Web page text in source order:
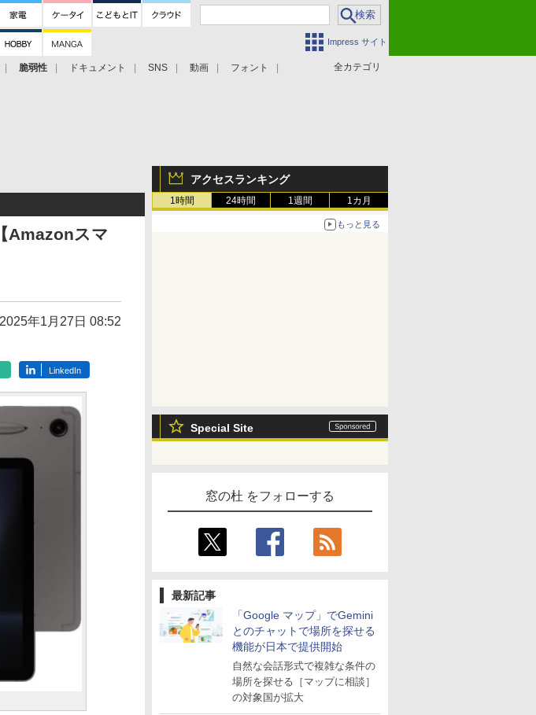
Impress サイト
全カテゴリ
脆弱性 ドキュメント SNS 動画 フォント
アクセスランキング
1時間 24時間 1週間 1カ月
もっと見る
Special Site
窓の杜 をフォローする
最新記事
「Google マップ」でGemini
とのチャットで場所を探せる
機能が日本で提供開始
自然な会話形式で複雑な条件の
場所を探せる［マップに相談］
の対象国が拡大
Amazonスマ
2025年1月27日 08:52
LinkedIn